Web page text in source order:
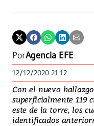
PorAgencia EFE
12/12/2020 21:12
Con el nuevo
superficialmente 119
este de la torre, los
identificados